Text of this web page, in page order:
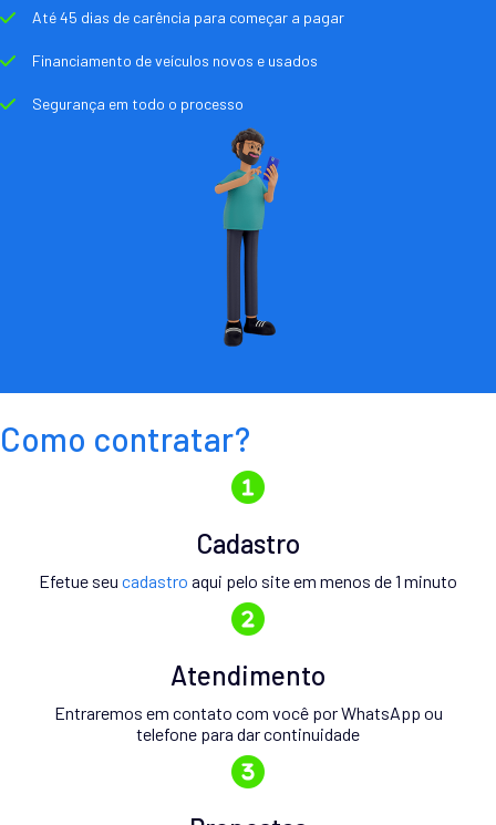
Até 45 dias de carência para começar a pagar
Financiamento de veículos novos e usados
Segurança em todo o processo
Como contratar?
Cadastro
Efetue seu cadastro aqui pelo site em menos de 1 minuto
Atendimento
Entraremos em contato com você por WhatsApp ou
telefone para dar continuidade